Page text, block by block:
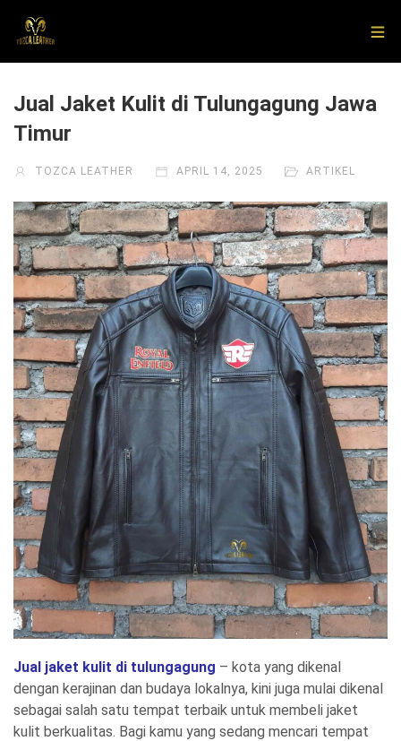
Jual Jaket Kulit di Tulungagung Jawa
Timur
TOZCA LEATHER APRIL 14, 2025 ARTIKEL
Jual jaket kulit di tulungagung – kota yang dikenal
dengan kerajinan dan budaya lokalnya, kini juga mulai dikenal
sebagai salah satu tempat terbaik untuk membeli jaket
kulit berkualitas. Bagi kamu yang sedang mencari tempat